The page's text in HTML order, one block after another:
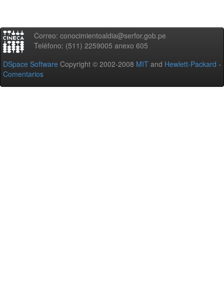
Correo: conocimientoaldia@serfor.gob.pe
Teléfono: (511) 2259005 anexo 605
DSpace Software Copyright © 2002-2008 MIT and Hewlett-Packard -
Comentarios